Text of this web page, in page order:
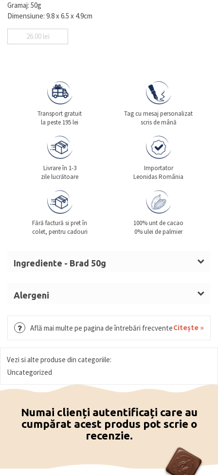
clienți
Gramaj: 50g
Dimensiune: 9.8 x 6.5 x 4.9cm
26.00 lei
Transport gratuit
la peste 195 lei
Tag cu mesaj personalizat
scris de mână
Livrare în 1-3
zile lucrătoare
Importator
Leonidas România
Fără factură si pret în
colet, pentru cadouri
100% unt de cacao
0% ulei de palmier
Ingrediente - Brad 50g
cacao, emulgator (lecitină de
substante solide de cacao). Ciocolată neagră (min
55% cacao solidă). Ciocolată colorată (min. 28%
Alergeni
(alune, migdale, fistic, nuci).
Află mai multe pe pagina de întrebări frecventeCitește »
Vezi si alte produse din categoriile:
Uncategorized
Numai clienți autentificați care au
cumpărat acest produs pot scrie o
recenzie.